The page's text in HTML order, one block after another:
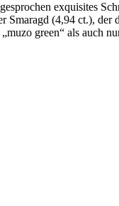
exquisites
Smaragd (4,94 ct.), der
green“ als auch